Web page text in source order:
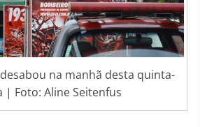
na manhã desta quinta-
| Foto: Aline Seitenfus